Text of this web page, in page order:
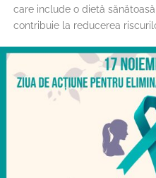
care include o dietă
contribuie la reducerea